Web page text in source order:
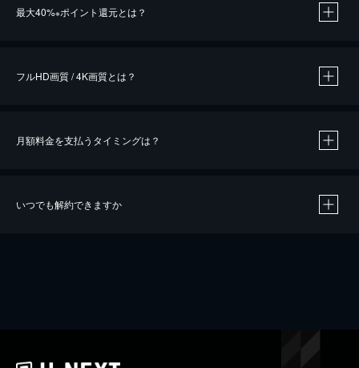
最大40%※ポイント還元とは？
※40％ポイント還元の対象は、クレジットカード決済による作品の購入 / レンタルです。
iOSアプリのUコイン決済による作品の購入 / レンタルは、20％のポイント還元です。
フルHD画質 / 4K画質とは？
月額料金を支払うタイミングは？
いつでも解約できますか